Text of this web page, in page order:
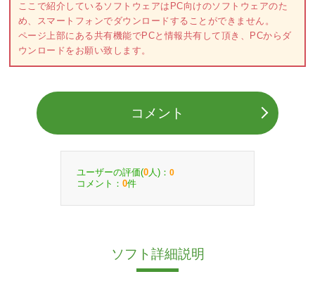
ここで紹介しているソフトウェアはPC向けのソフトウェアのた
め、スマートフォンでダウンロードすることができません。
ページ上部にある共有機能でPCと情報共有して頂き、PCからダ
ウンロードをお願い致します。
コメント
ユーザーの評価(0 人)： 0
コメント： 0件
ソフト詳細説明